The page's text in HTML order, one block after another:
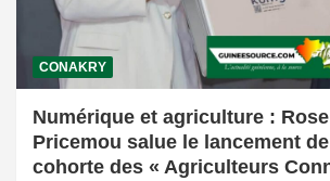
CONAKRY
Numérique et agriculture :
Pricemou salue le lancement
cohorte des « Agriculteurs